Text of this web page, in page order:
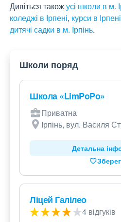
Дивіться такожусі школи в м.
коледжі в Ірпені, курси в Ірпені
дитячі садки в м. Ірпінь.
Школи поряд
Школа «LimPoPo»
Приватна
Ірпінь, вул. Василя
Детальна
Ліцей Галілео
4 відгуків